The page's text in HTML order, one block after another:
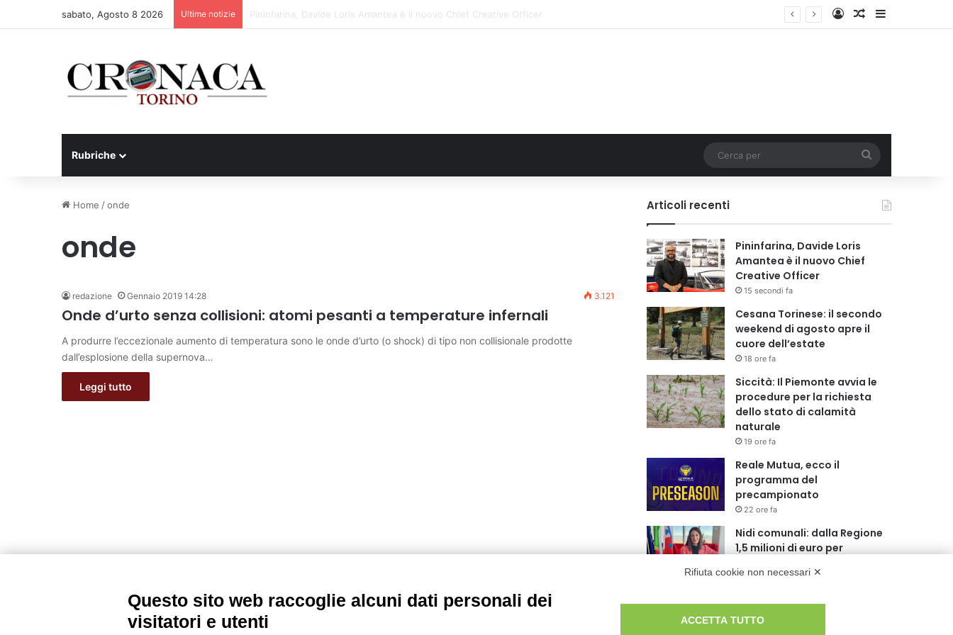
sabato, Agosto 8 2026 Ultime notizie Cesana Torinese: il secondo weekend di agosto apre il cuore dell’estate AccediUn articolo a
Rubriche
per
Home /onde
onde
redazione Gennaio 2019 14:28 3.121
Onde d’urto senza collisioni: atomi pesanti a temperature infernali
A produrre l’eccezionale aumento di temperatura sono le onde d’urto (o shock) di tipo non collisionale prodotte
dall’esplosione della supernova…
Leggi tutto
Articoli recenti
Pininfarina, Davide Loris
Amantea è il nuovo Chief
Creative Officer
15 secondi fa
Cesana Torinese: il secondo
weekend di agosto apre il
cuore dell’estate
18 ore fa
Siccità: Il Piemonte avvia le
procedure per la richiesta
dello stato di calamità
naturale
19 ore fa
Reale Mutua, ecco il
programma del
precampionato
22 ore fa
Nidi comunali: dalla Regione
1,5 milioni di euro per
parità di tariffa
Eclissi di Sole del 12 agosto:
Rifiuta cookie non necessari ✕
Questo sito web raccoglie alcuni dati personali dei
visitatori e utenti
ACCETTA TUTTO